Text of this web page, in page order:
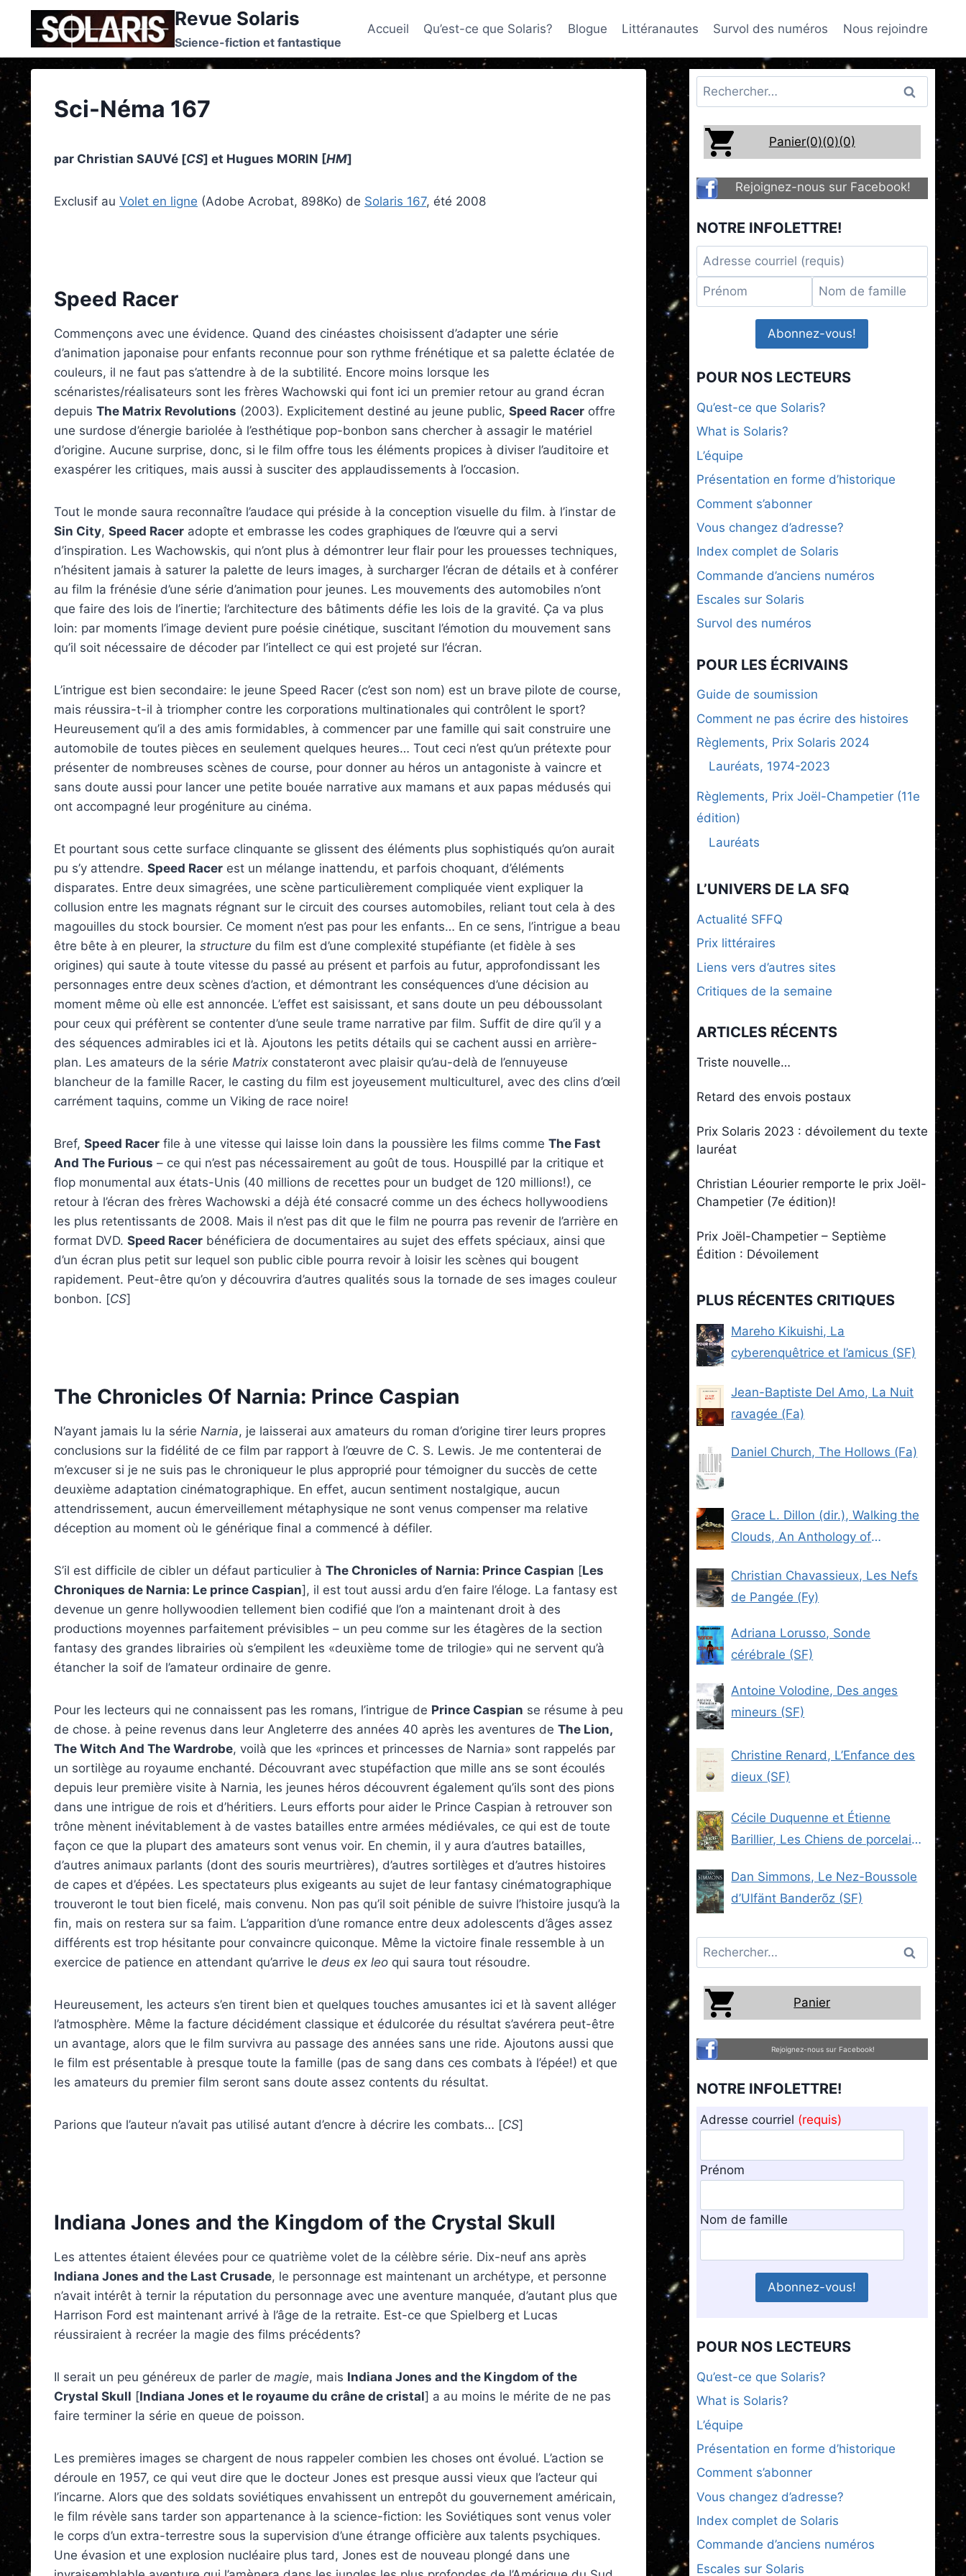
content
Revue Solaris
Science-fiction et fantastique
Accueil Qu’est-ce que Solaris? Blogue Littéranautes Survol des numéros Nous rejoindre
Sci-Néma 167
par Christian SAUVé [CS] et Hugues MORIN [HM]
Exclusif au Volet en ligne (Adobe Acrobat, 898Ko) de Solaris 167, été 2008
Speed Racer
Commençons avec une évidence. Quand des cinéastes choisissent d’adapter une série
d’animation japonaise pour enfants reconnue pour son rythme frénétique et sa palette éclatée de
couleurs, il ne faut pas s’attendre à de la subtilité. Encore moins lorsque les
scénaristes/réalisateurs sont les frères Wachowski qui font ici un premier retour au grand écran
depuis The Matrix Revolutions (2003). Explicitement destiné au jeune public, Speed Racer offre
une surdose d’énergie bariolée à l’esthétique pop-bonbon sans chercher à assagir le matériel
d’origine. Aucune surprise, donc, si le film offre tous les éléments propices à diviser l’auditoire et
exaspérer les critiques, mais aussi à susciter des applaudissements à l’occasion.
Tout le monde saura reconnaître l’audace qui préside à la conception visuelle du film. à l’instar de
Sin City, Speed Racer adopte et embrasse les codes graphiques de l’œuvre qui a servi
d’inspiration. Les Wachowskis, qui n’ont plus à démontrer leur flair pour les prouesses techniques,
n’hésitent jamais à saturer la palette de leurs images, à surcharger l’écran de détails et à conférer
au film la frénésie d’une série d’animation pour jeunes. Les mouvements des automobiles n’ont
que faire des lois de l’inertie; l’architecture des bâtiments défie les lois de la gravité. Ça va plus
loin: par moments l’image devient pure poésie cinétique, suscitant l’émotion du mouvement sans
qu’il soit nécessaire de décoder par l’intellect ce qui est projeté sur l’écran.
L’intrigue est bien secondaire: le jeune Speed Racer (c’est son nom) est un brave pilote de course,
mais réussira-t-il à triompher contre les corporations multinationales qui contrôlent le sport?
Heureusement qu’il a des amis formidables, à commencer par une famille qui sait construire une
automobile de toutes pièces en seulement quelques heures… Tout ceci n’est qu’un prétexte pour
présenter de nombreuses scènes de course, pour donner au héros un antagoniste à vaincre et
sans doute aussi pour lancer une petite bouée narrative aux mamans et aux papas médusés qui
ont accompagné leur progéniture au cinéma.
Et pourtant sous cette surface clinquante se glissent des éléments plus sophistiqués qu’on aurait
pu s’y attendre. Speed Racer est un mélange inattendu, et parfois choquant, d’éléments
disparates. Entre deux simagrées, une scène particulièrement compliquée vient expliquer la
collusion entre les magnats régnant sur le circuit des courses automobiles, reliant tout cela à des
magouilles du stock boursier. Ce moment n’est pas pour les enfants… En ce sens, l’intrigue a beau
être bête à en pleurer, la structure du film est d’une complexité stupéfiante (et fidèle à ses
origines) qui saute à toute vitesse du passé au présent et parfois au futur, approfondissant les
personnages entre deux scènes d’action, et démontrant les conséquences d’une décision au
moment même où elle est annoncée. L’effet est saisissant, et sans doute un peu déboussolant
pour ceux qui préfèrent se contenter d’une seule trame narrative par film. Suffit de dire qu’il y a
des séquences admirables ici et là. Ajoutons les petits détails qui se cachent aussi en arrière-
plan. Les amateurs de la série Matrix constateront avec plaisir qu’au-delà de l’ennuyeuse
blancheur de la famille Racer, le casting du film est joyeusement multiculturel, avec des clins d’œil
carrément taquins, comme un Viking de race noire!
Bref, Speed Racer file à une vitesse qui laisse loin dans la poussière les films comme The Fast
And The Furious – ce qui n’est pas nécessairement au goût de tous. Houspillé par la critique et
flop monumental aux états-Unis (40 millions de recettes pour un budget de 120 millions!), ce
retour à l’écran des frères Wachowski a déjà été consacré comme un des échecs hollywoodiens
les plus retentissants de 2008. Mais il n’est pas dit que le film ne pourra pas revenir de l’arrière en
format DVD. Speed Racer bénéficiera de documentaires au sujet des effets spéciaux, ainsi que
d’un écran plus petit sur lequel son public cible pourra revoir à loisir les scènes qui bougent
rapidement. Peut-être qu’on y découvrira d’autres qualités sous la tornade de ses images couleur
bonbon. [CS]
The Chronicles Of Narnia: Prince Caspian
N’ayant jamais lu la série Narnia, je laisserai aux amateurs du roman d’origine tirer leurs propres
conclusions sur la fidélité de ce film par rapport à l’œuvre de C. S. Lewis. Je me contenterai de
m’excuser si je ne suis pas le chroniqueur le plus approprié pour témoigner du succès de cette
deuxième adaptation cinématographique. En effet, aucun sentiment nostalgique, aucun
attendrissement, aucun émerveillement métaphysique ne sont venus compenser ma relative
déception au moment où le générique final a commencé à défiler.
S’il est difficile de cibler un défaut particulier à The Chronicles of Narnia: Prince Caspian [Les
Chroniques de Narnia: Le prince Caspian], il est tout aussi ardu d’en faire l’éloge. La fantasy est
devenue un genre hollywoodien tellement bien codifié que l’on a maintenant droit à des
productions moyennes parfaitement prévisibles – un peu comme sur les étagères de la section
fantasy des grandes librairies où s’empilent les «deuxième tome de trilogie» qui ne servent qu’à
étancher la soif de l’amateur ordinaire de genre.
Pour les lecteurs qui ne connaissent pas les romans, l’intrigue de Prince Caspian se résume à peu
de chose. à peine revenus dans leur Angleterre des années 40 après les aventures de The Lion,
The Witch And The Wardrobe, voilà que les «princes et princesses de Narnia» sont rappelés par
un sortilège au royaume enchanté. Découvrant avec stupéfaction que mille ans se sont écoulés
depuis leur première visite à Narnia, les jeunes héros découvrent également qu’ils sont des pions
dans une intrigue de rois et d’héritiers. Leurs efforts pour aider le Prince Caspian à retrouver son
trône mènent inévitablement à de vastes batailles entre armées médiévales, ce qui est de toute
façon ce que la plupart des amateurs sont venus voir. En chemin, il y aura d’autres batailles,
d’autres animaux parlants (dont des souris meurtrières), d’autres sortilèges et d’autres histoires
de capes et d’épées. Les spectateurs plus exigeants au sujet de leur fantasy cinématographique
trouveront le tout bien ficelé, mais convenu. Non pas qu’il soit pénible de suivre l’histoire jusqu’à la
fin, mais on restera sur sa faim. L’apparition d’une romance entre deux adolescents d’âges assez
différents est trop hésitante pour convaincre quiconque. Même la victoire finale ressemble à un
exercice de patience en attendant qu’arrive le deus ex leo qui saura tout résoudre.
Heureusement, les acteurs s’en tirent bien et quelques touches amusantes ici et là savent alléger
l’atmosphère. Même la facture décidément classique et édulcorée du résultat s’avérera peut-être
un avantage, alors que le film survivra au passage des années sans une ride. Ajoutons aussi que
le film est présentable à presque toute la famille (pas de sang dans ces combats à l’épée!) et que
les amateurs du premier film seront sans doute assez contents du résultat.
Parions que l’auteur n’avait pas utilisé autant d’encre à décrire les combats… [CS]
Indiana Jones and the Kingdom of the Crystal Skull
Les attentes étaient élevées pour ce quatrième volet de la célèbre série. Dix-neuf ans après
Indiana Jones and the Last Crusade, le personnage est maintenant un archétype, et personne
n’avait intérêt à ternir la réputation du personnage avec une aventure manquée, d’autant plus que
Harrison Ford est maintenant arrivé à l’âge de la retraite. Est-ce que Spielberg et Lucas
réussiraient à recréer la magie des films précédents?
Il serait un peu généreux de parler de magie, mais Indiana Jones and the Kingdom of the
Crystal Skull [Indiana Jones et le royaume du crâne de cristal] a au moins le mérite de ne pas
faire terminer la série en queue de poisson.
Les premières images se chargent de nous rappeler combien les choses ont évolué. L’action se
déroule en 1957, ce qui veut dire que le docteur Jones est presque aussi vieux que l’acteur qui
l’incarne. Alors que des soldats soviétiques envahissent un entrepôt du gouvernement américain,
le film révèle sans tarder son appartenance à la science-fiction: les Soviétiques sont venus voler
le corps d’un extra-terrestre sous la supervision d’une étrange officière aux talents psychiques.
Une évasion et une explosion nucléaire plus tard, Jones est de nouveau plongé dans une
Rechercher :
Panier(0)(0)(0)
Rejoignez-nous sur Facebook!
NOTRE INFOLETTRE!
POUR NOS LECTEURS
Qu’est-ce que Solaris?
What is Solaris?
L’équipe
Présentation en forme d’historique
Comment s’abonner
Vous changez d’adresse?
Index complet de Solaris
Commande d’anciens numéros
Escales sur Solaris
Survol des numéros
POUR LES ÉCRIVAINS
Guide de soumission
Comment ne pas écrire des histoires
Règlements, Prix Solaris 2024
Lauréats, 1974-2023
Règlements, Prix Joël-Champetier (11e
édition)
Lauréats
L’UNIVERS DE LA SFQ
Actualité SFFQ
Prix littéraires
Liens vers d’autres sites
Critiques de la semaine
ARTICLES RÉCENTS
Triste nouvelle…
Retard des envois postaux
Prix Solaris 2023 : dévoilement du texte
lauréat
Christian Léourier remporte le prix Joël-
Champetier (7e édition)!
Prix Joël-Champetier – Septième
Édition : Dévoilement
PLUS RÉCENTES CRITIQUES
Mareho Kikuishi, La
cyberenquêtrice et l’amicus (SF)
Jean-Baptiste Del Amo, La Nuit
ravagée (Fa)
Daniel Church, The Hollows (Fa)
Grace L. Dillon (dir.), Walking the
Clouds, An Anthology of
Christian Chavassieux, Les Nefs
de Pangée (Fy)
Adriana Lorusso, Sonde
cérébrale (SF)
Antoine Volodine, Des anges
mineurs (SF)
Christine Renard, L’Enfance des
dieux (SF)
Cécile Duquenne et Étienne
Barillier, Les Chiens de porcelaine
Dan Simmons, Le Nez-Boussole
d’Ulfänt Banderõz (SF)
Rechercher :
Panier
Rejoignez-nous sur Facebook!
NOTRE INFOLETTRE!
Adresse courriel (requis)
Prénom
Nom de famille
POUR NOS LECTEURS
Qu’est-ce que Solaris?
What is Solaris?
L’équipe
Présentation en forme d’historique
Comment s’abonner
Vous changez d’adresse?
Index complet de Solaris
Commande d’anciens numéros
Escales sur Solaris